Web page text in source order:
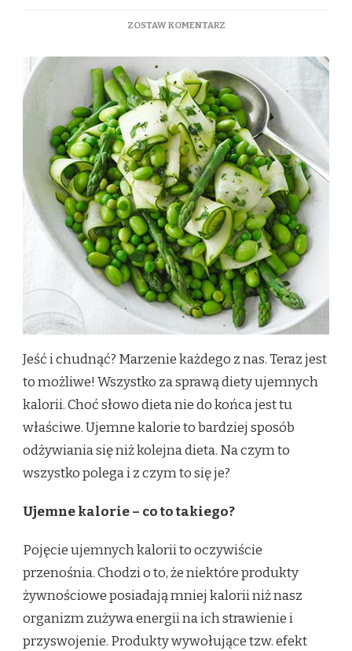
ZOSTAW KOMENTARZDO
KALORII.
O
CO
W
TYM
WSZYSTKIM
CHODZI?
Jeść i chudnąć? Marzenie każdego z nas. Teraz jest
to możliwe! Wszystko za sprawą diety ujemnych
kalorii. Choć słowo dieta nie do końca jest tu
właściwe. Ujemne kalorie to bardziej sposób
odżywiania się niż kolejna dieta. Na czym to
wszystko polega i z czym to się je?
Ujemne kalorie – co to takiego?
Pojęcie ujemnych kalorii to oczywiście
przenośnia. Chodzi o to, że niektóre produkty
żywnościowe posiadają mniej kalorii niż nasz
organizm zużywa energii na ich strawienie i
przyswojenie. Produkty wywołujące tzw. efekt